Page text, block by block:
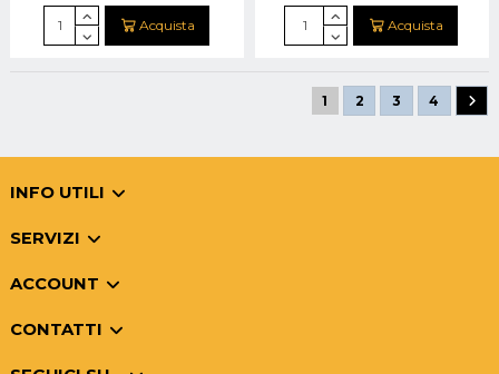
Acquista Acquista
1 2 3 4
INFO UTILI
SERVIZI
ACCOUNT
CONTATTI